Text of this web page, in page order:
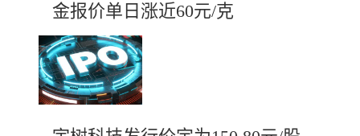
金报价单日涨近60元/克